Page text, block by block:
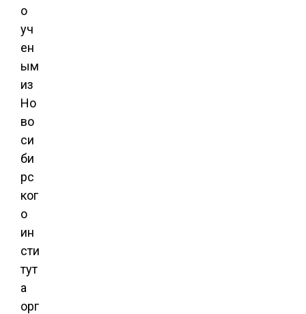
о
уч
ен
ым
из
Но
во
си
би
рс
ког
о
ин
сти
тут
а
орг